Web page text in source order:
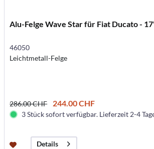
Alu-Felge Wave Star für Fiat Ducato -
46050
Leichtmetall-Felge
286.00 CHF 244.00 CHF
3 Stück sofort verfügbar. Lieferzeit 2-4
Details